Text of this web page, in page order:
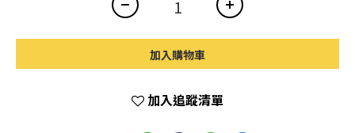
加入購物車
加入追蹤清單